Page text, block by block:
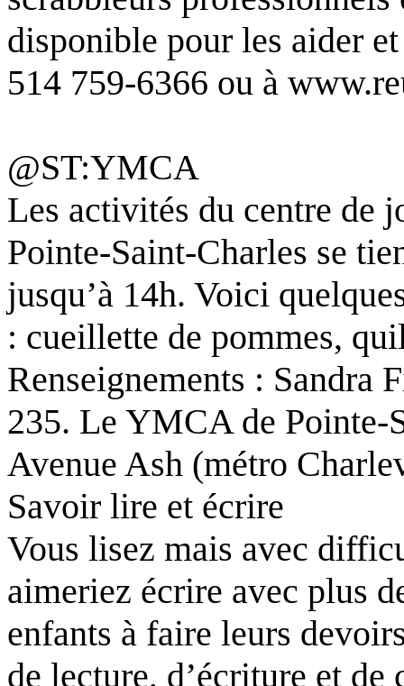
disponible pour les aider
514 759-6366 ou à
@ST:YMCA
Les activités du centre de
Pointe-Saint-Charles se
jusqu’à 14h. Voici
: cueillette de pommes,
Renseignements : Sandra
235. Le YMCA de Pointe-
Avenue Ash (métro
Savoir lire et écrire
Vous lisez mais avec
aimeriez écrire avec plus
enfants à faire leurs
de lecture, d’écriture et